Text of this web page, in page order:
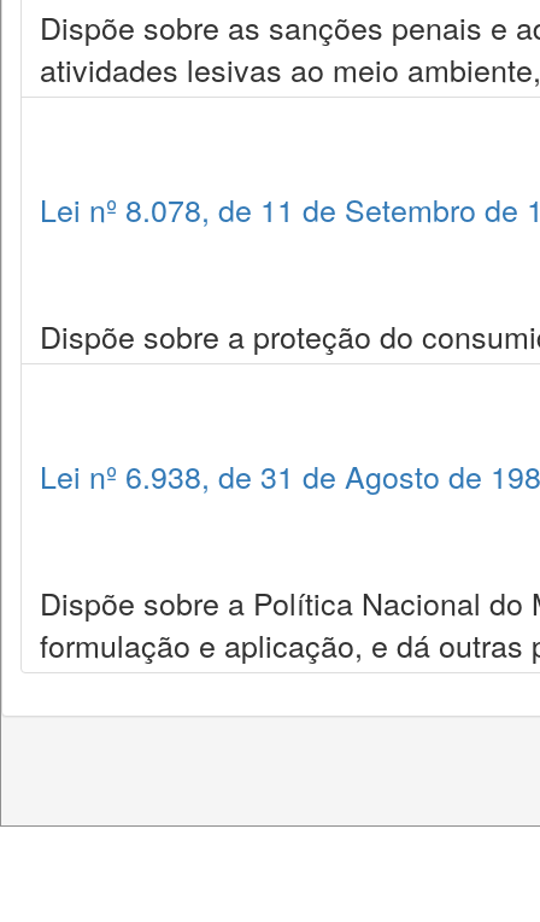
Dispõe sobre as sanções penais e
atividades lesivas ao meio
Lei nº 8.078, de 11 de Setembro de
Dispõe sobre a proteção do
Lei nº 6.938, de 31 de Agosto de
Dispõe sobre a Política Nacional
formulação e aplicação, e dá outras